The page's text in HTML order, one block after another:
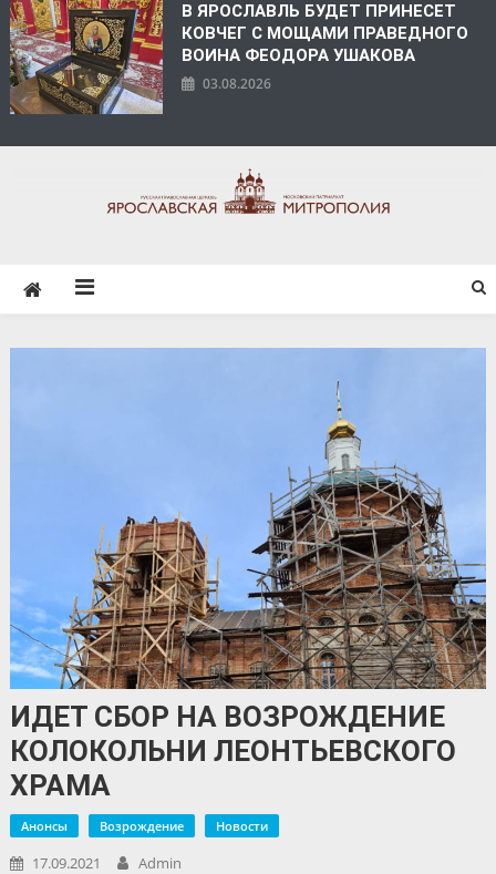
В ЯРОСЛАВЛЬ БУДЕТ ПРИНЕСЕТ
КОВЧЕГ С МОЩАМИ ПРАВЕДНОГО
ВОИНА ФЕОДОРА УШАКОВА
03.08.2026
ИДЕТ СБОР НА ВОЗРОЖДЕНИЕ
КОЛОКОЛЬНИ ЛЕОНТЬЕВСКОГО
ХРАМА
Анонсы Возрождение Новости
17.09.2021 Admin